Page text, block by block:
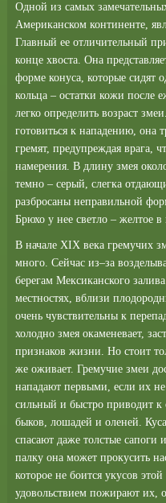
Одной из самых
Американском континенте,
Главный ее отличительный
конце хвоста. Она
форме конуса, которые сидят
кольца – остатки кожи после
легко определить возраст
готовиться к нападению, она
гремят, предупреждая врага,
намерения. В длину змея
темно – серый, слегка
разбросаны неправильной
Брюхо у нее светло – желтое
В начале ХIХ века гремучих
много. Сейчас из–за
берегам Мексиканского
местностях, вблизи
очень чувствительны к
холодно змея окаменевает,
признаков жизни. Но стоит
же оживает. Гремучие змеи
нападают первыми, если их
сильный и быстро приводит к
быков, лошадей и оленей.
спасают даже толстые сапоги
палку она может прокусить
которое не боится укусов
удовольствием пожирают их,